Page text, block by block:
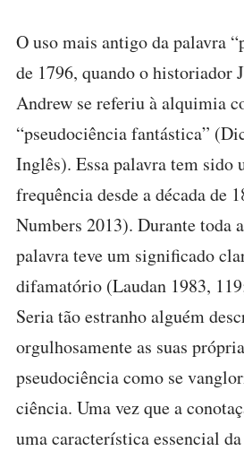
O uso mais antigo da palavra
de 1796, quando o historiador
Andrew se referiu à alquimia
“pseudociência fantástica”
Inglês). Essa palavra tem sido
frequência desde a década de
Numbers 2013). Durante toda
palavra teve um significado
difamatório (Laudan 1983,
Seria tão estranho alguém
orgulhosamente as suas
pseudociência como se
ciência. Uma vez que a
uma característica essencial